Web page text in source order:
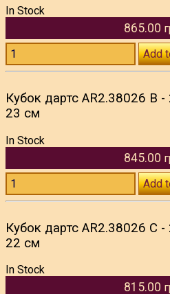
In Stock
865.00
Add
Кубок дартс AR2.38026 B
23 см
In Stock
845.00
Add
Кубок дартс AR2.38026 C
22 см
In Stock
815.00